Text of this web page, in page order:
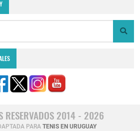
RESERVADOS 2014 - 2026
PARA TENIS EN URUGUAY